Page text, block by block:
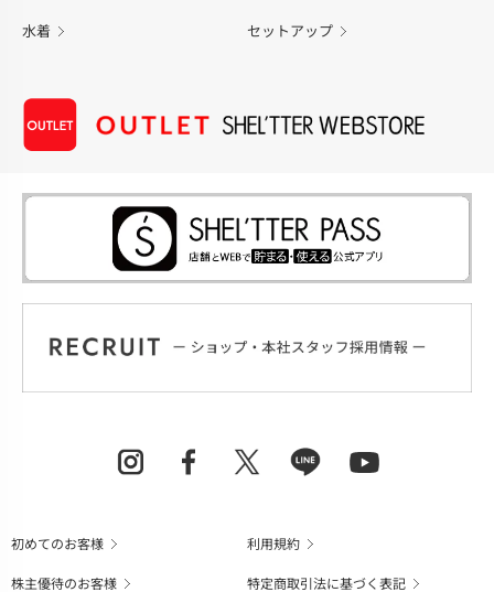
水着 セットアップ
初めてのお客様
利用規約
株主優待のお客様
特定商取引法に基づく表記